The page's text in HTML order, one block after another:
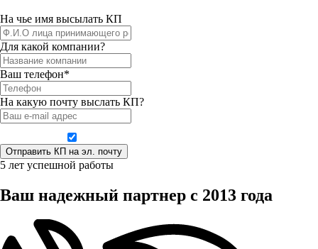
На чье имя высылать КП
Для какой компании?
Ваш телефон*
На какую почту выслать КП?
5 лет успешной работы
Ваш надежный партнер с 2013 года